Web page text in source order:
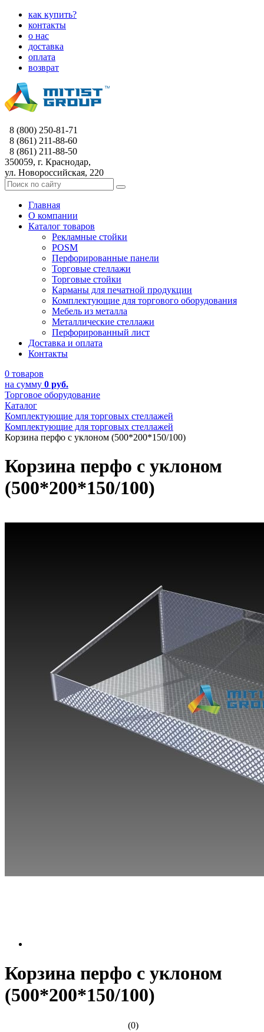
как купить?
контакты
о нас
доставка
оплата
возврат
8 (800) 250-81-71
8 (861) 211-88-60
8 (861) 211-88-50
350059, г. Краснодар,
ул. Новороссийская, 220
Главная
О компании
Каталог товаров
Рекламные стойки
POSM
Перфорированные панели
Торговые стеллажи
Торговые стойки
Карманы для печатной продукции
Комплектующие для торгового оборудования
Мебель из металла
Металлические стеллажи
Перфорированный лист
Доставка и оплата
Контакты
0 товаров
на сумму 0 руб.
Торговое оборудование
Каталог
Комплектующие для торговых стеллажей
Комплектующие для торговых стеллажей
Корзина перфо с уклоном (500*200*150/100)
Корзина перфо с уклоном
(500*200*150/100)
Корзина перфо с уклоном
(500*200*150/100)
(0)